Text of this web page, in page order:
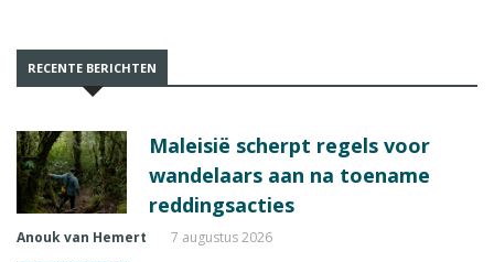
RECENTE BERICHTEN
Maleisië scherpt regels voor
wandelaars aan na toename
reddingsacties
Anouk van Hemert 7 augustus 2026